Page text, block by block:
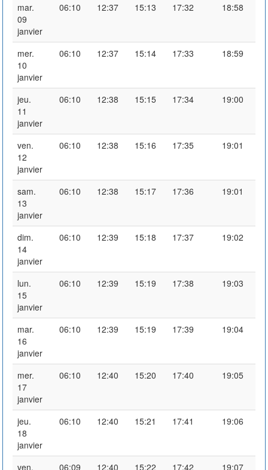
mar.
09
janvier
06:10 12:37 15:13 17:32 18:58
mer.
10
janvier
06:10 12:37 15:14 17:33 18:59
jeu.
11
janvier
06:10 12:38 15:15 17:34 19:00
ven.
12
janvier
06:10 12:38 15:16 17:35 19:01
sam.
13
janvier
06:10 12:38 15:17 17:36 19:01
dim.
14
janvier
06:10 12:39 15:18 17:37 19:02
lun.
15
janvier
06:10 12:39 15:19 17:38 19:03
mar.
16
janvier
06:10 12:39 15:19 17:39 19:04
mer.
17
janvier
06:10 12:40 15:20 17:40 19:05
jeu.
18
janvier
06:10 12:40 15:21 17:41 19:06
ven. 06:09 12:40 15:22 17:42 19:07